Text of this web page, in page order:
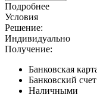
Подробнее
Условия
Решение:
Индивидуально
Получение:
Банковская
Банковский счет
Наличными